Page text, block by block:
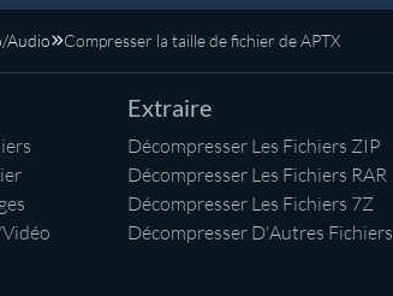
Audio Compresser la taille de fichier de APTX
Extraire
Décompresser Les Fichiers ZIP
Décompresser Les Fichiers RAR
Décompresser Les Fichiers 7Z
Décompresser D'Autres Fichiers